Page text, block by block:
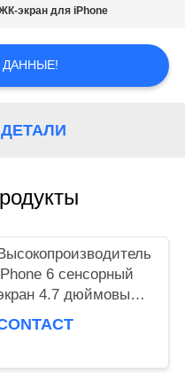
экран для iPhone
ДАННЫЕ!
Высокопроизводительный
6 сенсорный
4.7 дюймовый
графический дисплей